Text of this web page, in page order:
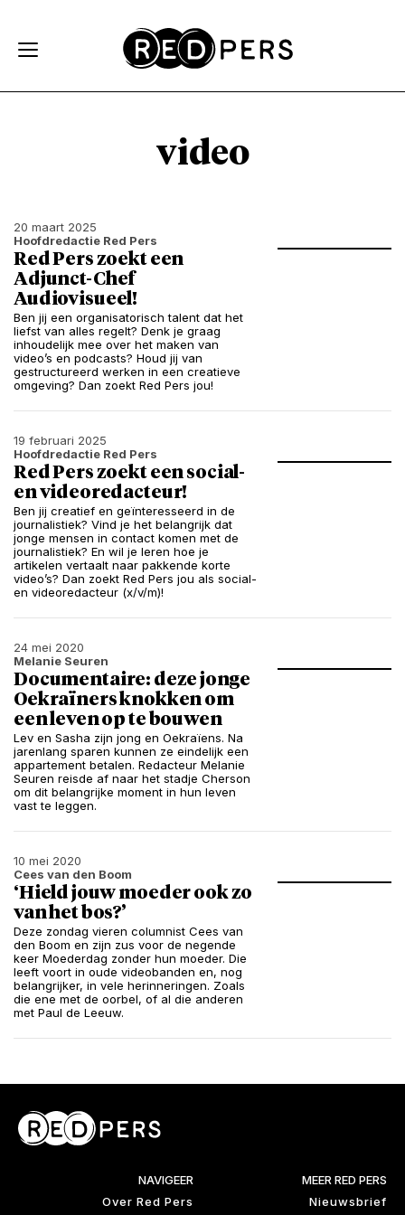
video
20 maart 2025
Hoofdredactie Red Pers
Red Pers zoekt een
Adjunct-Chef
Audiovisueel!
Ben jij een organisatorisch talent dat het
liefst van alles regelt? Denk je graag
inhoudelijk mee over het maken van
video’s en podcasts? Houd jij van
gestructureerd werken in een creatieve
omgeving? Dan zoekt Red Pers jou!
19 februari 2025
Hoofdredactie Red Pers
Red Pers zoekt een social-
en videoredacteur!
Ben jij creatief en geïnteresseerd in de
journalistiek? Vind je het belangrijk dat
jonge mensen in contact komen met de
journalistiek? En wil je leren hoe je
artikelen vertaalt naar pakkende korte
video’s? Dan zoekt Red Pers jou als social-
en videoredacteur (x/v/m)!
24 mei 2020
Melanie Seuren
Documentaire: deze jonge
Oekraïners knokken om
een leven op te bouwen
Lev en Sasha zijn jong en Oekraïens. Na
jarenlang sparen kunnen ze eindelijk een
appartement betalen. Redacteur Melanie
Seuren reisde af naar het stadje Cherson
om dit belangrijke moment in hun leven
vast te leggen.
10 mei 2020
Cees van den Boom
‘Hield jouw moeder ook zo
van het bos?’
Deze zondag vieren columnist Cees van
den Boom en zijn zus voor de negende
keer Moederdag zonder hun moeder. Die
leeft voort in oude videobanden en, nog
belangrijker, in vele herinneringen. Zoals
die ene met de oorbel, of al die anderen
met Paul de Leeuw.
NAVIGEER
Over Red Pers
MEER RED PERS
Nieuwsbrief